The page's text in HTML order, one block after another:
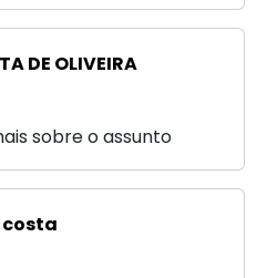
DE OLIVEIRA
sobre o assunto